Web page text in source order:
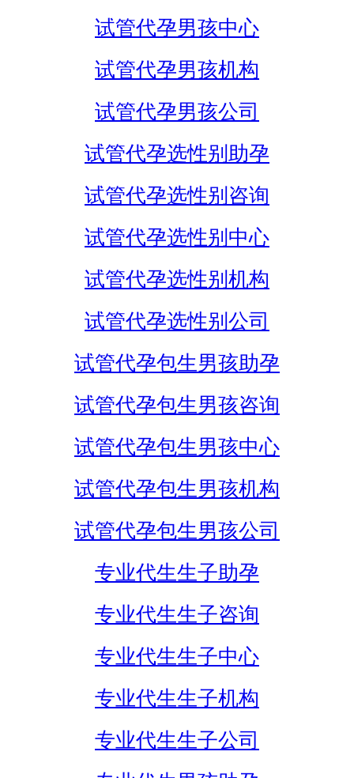
试管代孕男孩中心
试管代孕男孩机构
试管代孕男孩公司
试管代孕选性别助孕
试管代孕选性别咨询
试管代孕选性别中心
试管代孕选性别机构
试管代孕选性别公司
试管代孕包生男孩助孕
试管代孕包生男孩咨询
试管代孕包生男孩中心
试管代孕包生男孩机构
试管代孕包生男孩公司
专业代生生子助孕
专业代生生子咨询
专业代生生子中心
专业代生生子机构
专业代生生子公司